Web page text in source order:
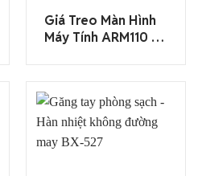
Giá Treo Màn Hình
Máy Tính ARM110 –